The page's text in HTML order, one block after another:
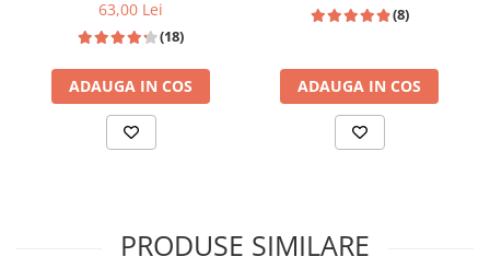
durată, datorită capacității de a împiedica evaporarea apei de la
nivelul epidermului
Unturile de Shea si de Cacao
Stimuleaza regenerarea celulara si productia de colagen
Accelereaza procesul de reparare al pielii si favorizeaza
63,00 Lei
(18)
ADAUGA IN COS
(8)
ADAUGA IN COS
PRODUSE SIMILARE